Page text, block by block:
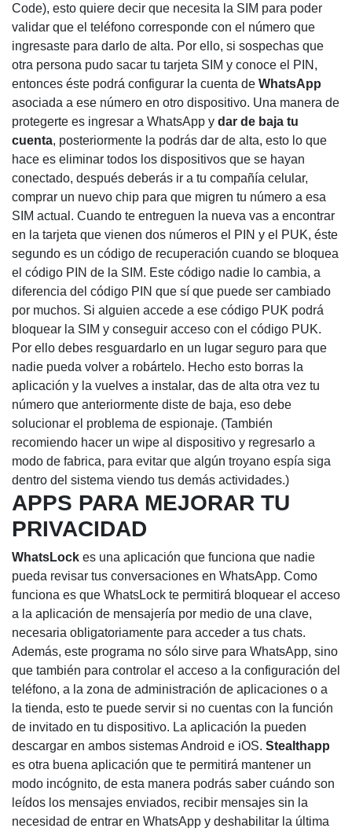
Code), esto quiere decir que necesita la SIM para poder
validar que el teléfono corresponde con el número que
ingresaste para darlo de alta. Por ello, si sospechas que
otra persona pudo sacar tu tarjeta SIM y conoce el PIN,
entonces éste podrá configurar la cuenta de WhatsApp
asociada a ese número en otro dispositivo. Una manera de
protegerte es ingresar a WhatsApp y dar de baja tu
cuenta, posteriormente la podrás dar de alta, esto lo que
hace es eliminar todos los dispositivos que se hayan
conectado, después deberás ir a tu compañía celular,
comprar un nuevo chip para que migren tu número a esa
SIM actual. Cuando te entreguen la nueva vas a encontrar
en la tarjeta que vienen dos números el PIN y el PUK, éste
segundo es un código de recuperación cuando se bloquea
el código PIN de la SIM. Este código nadie lo cambia, a
diferencia del código PIN que sí que puede ser cambiado
por muchos. Si alguien accede a ese código PUK podrá
bloquear la SIM y conseguir acceso con el código PUK.
Por ello debes resguardarlo en un lugar seguro para que
nadie pueda volver a robártelo. Hecho esto borras la
aplicación y la vuelves a instalar, das de alta otra vez tu
número que anteriormente diste de baja, eso debe
solucionar el problema de espionaje. (También
recomiendo hacer un wipe al dispositivo y regresarlo a
modo de fabrica, para evitar que algún troyano espía siga
dentro del sistema viendo tus demás actividades.)
APPS PARA MEJORAR TU
PRIVACIDAD
WhatsLock es una aplicación que funciona que nadie
pueda revisar tus conversaciones en WhatsApp. Como
funciona es que WhatsLock te permitirá bloquear el acceso
a la aplicación de mensajería por medio de una clave,
necesaria obligatoriamente para acceder a tus chats.
Además, este programa no sólo sirve para WhatsApp, sino
que también para controlar el acceso a la configuración del
teléfono, a la zona de administración de aplicaciones o a
la tienda, esto te puede servir si no cuentas con la función
de invitado en tu dispositivo. La aplicación la pueden
descargar en ambos sistemas Android e iOS. Stealthapp
es otra buena aplicación que te permitirá mantener un
modo incógnito, de esta manera podrás saber cuándo son
leídos los mensajes enviados, recibir mensajes sin la
necesidad de entrar en WhatsApp y deshabilitar la última